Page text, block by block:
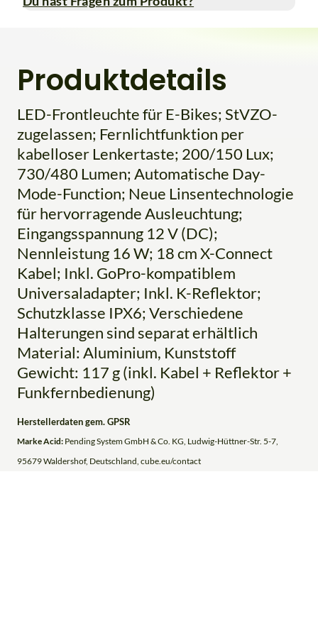
Produktdetails
LED-Frontleuchte für E-Bikes; StVZO-
zugelassen; Fernlichtfunktion per
kabelloser Lenkertaste; 200/150 Lux;
730/480 Lumen; Automatische Day-
Mode-Function; Neue Linsentechnologie
für hervorragende Ausleuchtung;
Eingangsspannung 12 V (DC);
Nennleistung 16 W; 18 cm X-Connect
Kabel; Inkl. GoPro-kompatiblem
Universaladapter; Inkl. K-Reflektor;
Schutzklasse IPX6; Verschiedene
Halterungen sind separat erhältlich
Material: Aluminium, Kunststoff
Gewicht: 117 g (inkl. Kabel + Reflektor +
Funkfernbedienung)
Herstellerdaten gem. GPSR
Marke Acid: Pending System GmbH & Co. KG, Ludwig-Hüttner-Str. 5-7,
95679 Waldershof, Deutschland, cube.eu/contact